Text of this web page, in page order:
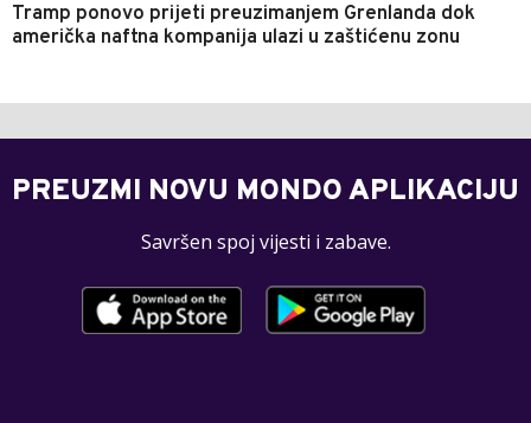
Tramp ponovo prijeti preuzimanjem Grenlanda dok
američka naftna kompanija ulazi u zaštićenu zonu
PREUZMI NOVU MONDO APLIKACIJU
Savršen spoj vijesti i zabave.